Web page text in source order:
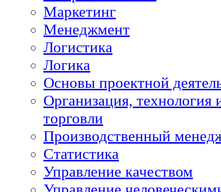
Маркетинг
Менеджмент
Логистика
Логика
Основы проектной
Организация, технология
торговли
Производственный
Статистика
Управление качеством